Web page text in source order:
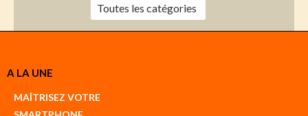
Toutes les catégories
Créer
compte
A LA UNE
MAÎTRISEZ VOTRE